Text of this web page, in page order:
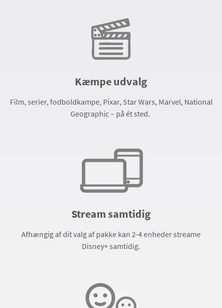
Kæmpe udvalg
Film, serier, fodboldkampe, Pixar, Star Wars, Marvel, National
Geographic – på ét sted.
Stream samtidig
Afhængig af dit valg af pakke kan 2-4 enheder streame
Disney+ samtidig.